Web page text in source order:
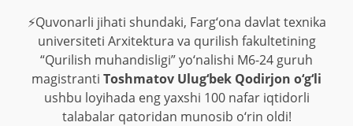
⚡️Quvonarli jihati shundaki, Farg‘ona davlat texnika
universiteti Arxitektura va qurilish fakultetining
“Qurilish muhandisligi” yo‘nalishi M6-24 guruh
magistranti Toshmatov Ulug‘bek Qodirjon o‘g‘li
ushbu loyihada eng yaxshi 100 nafar iqtidorli
talabalar qatoridan munosib o‘rin oldi!